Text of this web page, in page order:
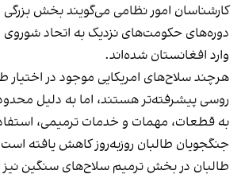
کارشناسان امور نظامی می‌گویند بخش بزرگی
دوره‌های حکومت‌های نزدیک به اتحاد
وارد افغانستان شده‌اند.
هرچند سلاح‌های امریکایی موجود در اختیار
روسی پیشرفته‌تر هستند، اما به دلیل
به قطعات، مهمات و خدمات ترمیمی،
جنگجویان طالبان روزبه‌روز کاهش یافته
طالبان در بخش ترمیم سلاح‌های سنگین نیز